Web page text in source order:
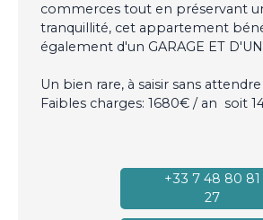
commerces tout en préservant
tranquillité, cet appartement
également d'un GARAGE ET
Un bien rare, à saisir sans attendre
Faibles charges: 1680€ / an soit
+33 7 48 80 81
27